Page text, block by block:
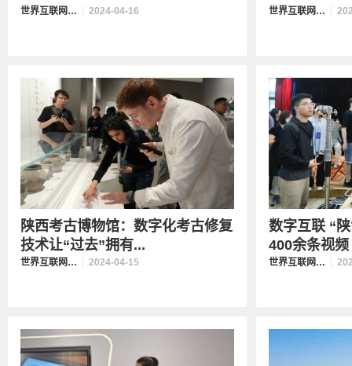
世界互联网大会数字丝路发展论坛 2024-04-16 世界互联网大会数字丝路发展论坛
陕西考古博物馆：数字化考古修复
技术让“过去”拥有...
世界互联网大会数字丝路发展论坛 2024-04-15
数字互联 “
400余条视
世界互联网大会数字丝路发展论坛